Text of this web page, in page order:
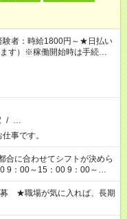
者：時給1800円～★日払い
す）※稼働開始時は手続き完
/ …
事です。
9：00～15：00 9：00～
きません ※法令に基づき、
入対象となります ※労働者
より、短時間・短期間の就
★職場が気に入れば、長期